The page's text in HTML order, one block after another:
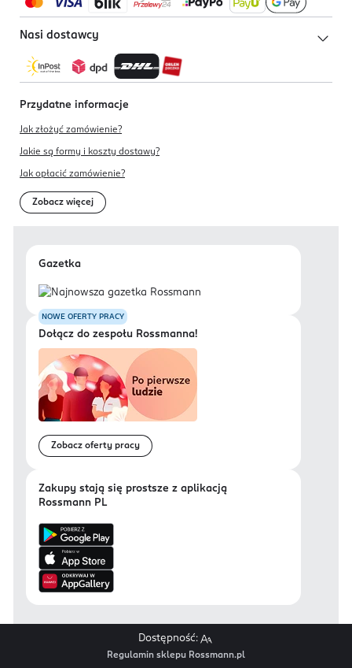
Nasi dostawcy
Przydatne informacje
Jak złożyć zamówienie?
Jakie są formy i koszty dostawy?
Jak opłacić zamówienie?
Zobacz więcej
Gazetka
NOWE OFERTY PRACY
Dołącz do zespołu Rossmanna!
Zobacz oferty pracy
Zakupy stają się prostsze z aplikacją
Rossmann PL
Dostępność:
Regulamin sklepu Rossmann.pl